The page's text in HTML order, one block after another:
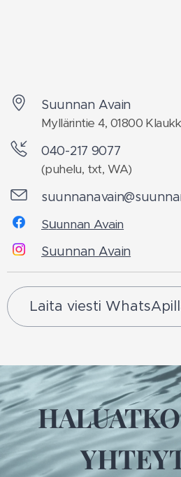
Suunnan Avain
Myllärintie 4, 01800
040-217 9077
(puhelu, txt, WA)
Suunnan Avain
Suunnan Avain
Laita viesti